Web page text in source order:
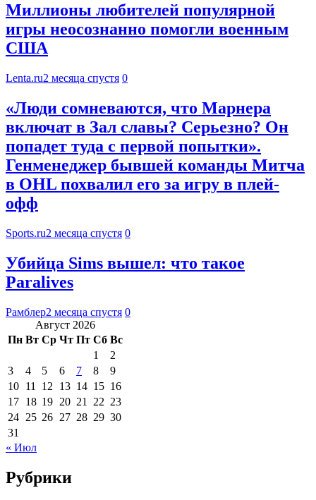
Миллионы любителей популярной
игры неосознанно помогли военным
США
Lenta.ru2 месяца спустя 0
«Люди сомневаются, что Марнера
включат в Зал славы? Серьезно? Он
попадет туда с первой попытки».
Генменеджер бывшей команды Митча
в OHL похвалил его за игру в плей-
офф
Sports.ru2 месяца спустя 0
Убийца Sims вышел: что такое
Paralives
Рамблер2 месяца спустя 0
Август 2026
Пн Вт Ср Чт Пт Сб Вс
1
2
3
4 5 6 7 8
9
10 11 12 13 14 15 16
17 18 19 20 21 22 23
24 25 26 27 28 29 30
31
« Июл
Рубрики